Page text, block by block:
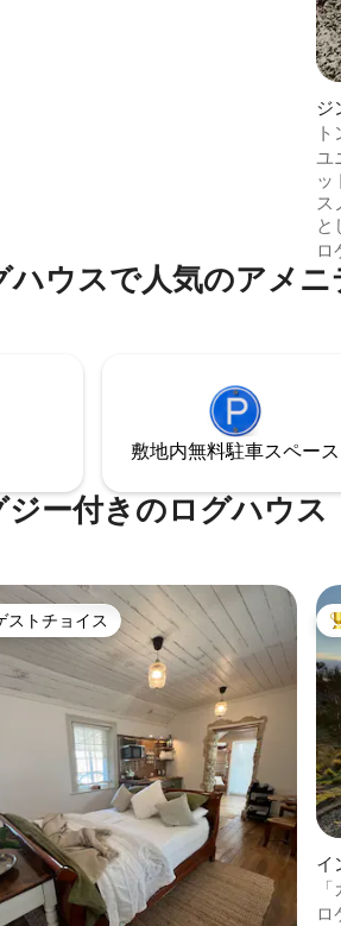
ジ
バ
ユ
ッ
ス
と
で
情
こ
時
ロ
ウスで人気のアメ
敷地内無料駐⁠車ス⁠ペ⁠ー⁠ス
ー付きのログハウス
5つ星中5つ星の平均評価
評のゲストチョイスです。
ストチョイス
イ
体
ロ